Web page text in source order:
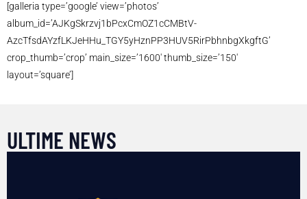
[galleria type=’google’ view=’photos’
album_id=’AJKgSkrzvj1bPcxCmOZ1cCMBtV-
AzcTfsdAYzfLKJeHHu_TGY5yHznPP3HUV5RirPbhnbgXkgftG’
crop_thumb=’crop’ main_size=’1600′ thumb_size=’150′
layout=’square’]
ULTIME NEWS